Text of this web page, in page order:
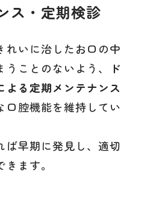
ス・定期検診
れいに治したお口の中
ことのないよう、
ド
よる定期メンテナンス
口腔機能を維持してい
ば早期に発見し、適切
ます。